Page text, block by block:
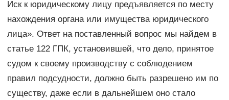
Иск к юридическому лицу предъявляется по месту
нахождения органа или имущества юридического
лица». Ответ на поставленный вопрос мы найдем в
статье 122 ГПК, установившей, что дело, принятое
судом к своему производству с соблюдением
правил подсудности, должно быть разрешено им по
существу, даже если в дальнейшем оно стало